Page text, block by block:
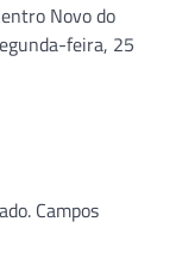
Novo do
feira, 25
Campos